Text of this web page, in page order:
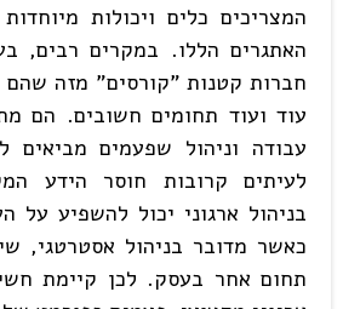
המצריכים כלים ויכולות
האתגרים הללו. במקרים רבים,
חברות קטנות "קורסים" מזה
עוד ועוד תחומים חשובים. הם
עבודה וניהול שפעמים מביאים
לעיתים קרובות חוסר הידע
בניהול ארגוני יכול להשפיע על
כאשר מדובר בניהול אסטרטגי,
תחום אחר בעסק. לכן קיימת